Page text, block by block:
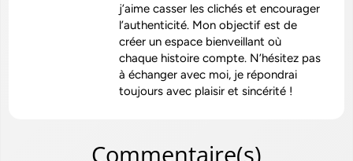
j’aime casser les clichés et encourager
l’authenticité. Mon objectif est de
créer un espace bienveillant où
chaque histoire compte. N’hésitez pas
à échanger avec moi, je répondrai
toujours avec plaisir et sincérité !
Commentaire(s)